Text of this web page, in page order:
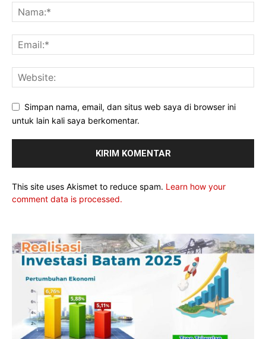
Simpan nama, email, dan situs web saya di browser ini
untuk lain kali saya berkomentar.
This site uses Akismet to reduce spam. Learn how your
comment data is processed.